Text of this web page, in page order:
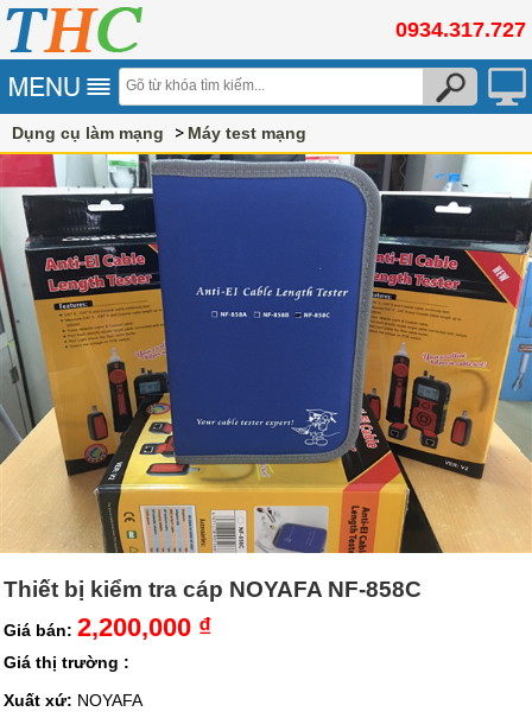
0934.317.727
Dụng cụ làm mạng Máy test mạng
Thiết bị kiểm tra cáp NOYAFA NF-858C
Giá bán: 2,200,000 ₫
Giá thị trường :
Xuất xứ: NOYAFA